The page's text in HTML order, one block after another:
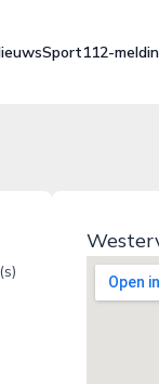
Sport112-